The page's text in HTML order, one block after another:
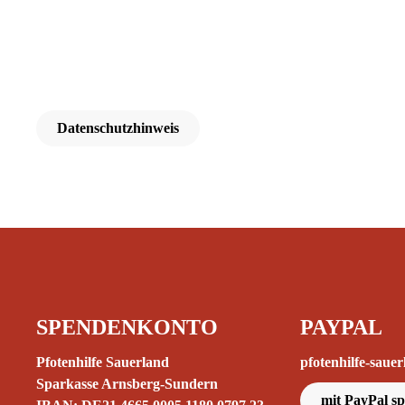
Datenschutzhinweis
SPENDENKONTO
Pfotenhilfe Sauerland
Sparkasse Arnsberg-Sundern
PAYPAL
pfotenhilfe-
mit PayPal